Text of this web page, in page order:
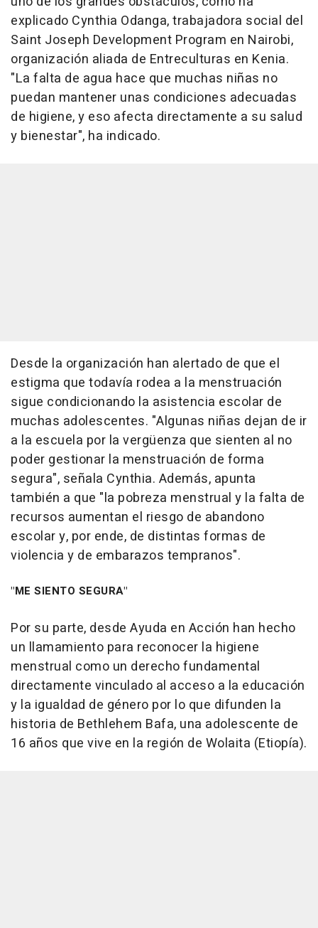
explicado Cynthia Odanga, trabajadora social del
Saint Joseph Development Program en Nairobi,
organización aliada de Entreculturas en Kenia.
"La falta de agua hace que muchas niñas no
puedan mantener unas condiciones adecuadas
de higiene, y eso afecta directamente a su salud
y bienestar", ha indicado.
Desde la organización han alertado de que el
estigma que todavía rodea a la menstruación
sigue condicionando la asistencia escolar de
muchas adolescentes. "Algunas niñas dejan de ir
a la escuela por la vergüenza que sienten al no
poder gestionar la menstruación de forma
segura", señala Cynthia. Además, apunta
también a que "la pobreza menstrual y la falta de
recursos aumentan el riesgo de abandono
escolar y, por ende, de distintas formas de
violencia y de embarazos tempranos".
"ME SIENTO SEGURA"
Por su parte, desde Ayuda en Acción han hecho
un llamamiento para reconocer la higiene
menstrual como un derecho fundamental
directamente vinculado al acceso a la educación
y la igualdad de género por lo que difunden la
historia de Bethlehem Bafa, una adolescente de
16 años que vive en la región de Wolaita (Etiopía).